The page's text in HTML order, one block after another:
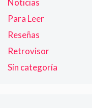
Noticias
Para Leer
Reseñas
Retrovisor
Sin categoría